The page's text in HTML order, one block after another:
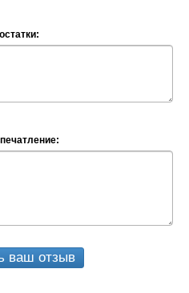
ваш отзыв